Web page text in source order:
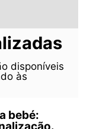
disponíveis
às
bebé: